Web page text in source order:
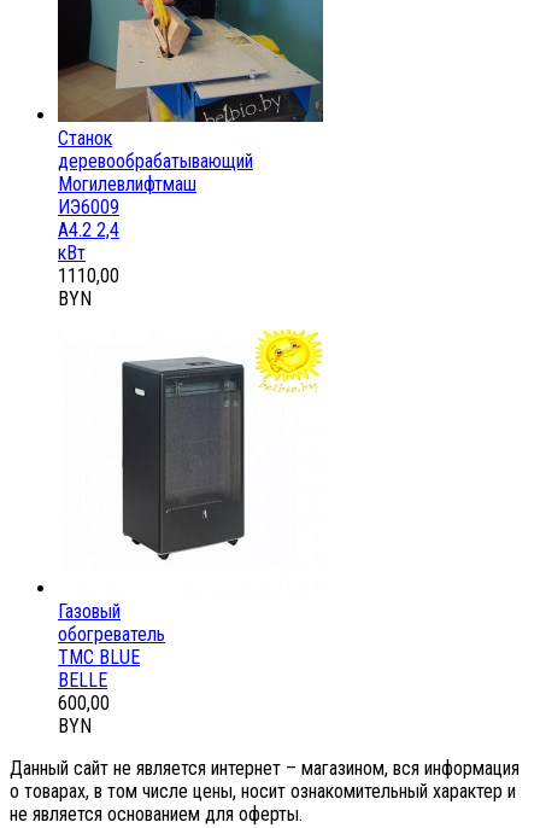
Станок
деревообрабатывающий
Могилевлифтмаш
ИЭ6009
А4.2 2,4
кВт
1110,00
BYN
Газовый
обогреватель
ТМС BLUE
BELLE
600,00
BYN
Данный сайт не является интернет – магазином, вся информация
о товарах, в том числе цены, носит ознакомительный характер и
не является основанием для оферты.